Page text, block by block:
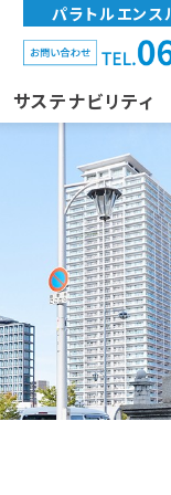
パラトルエン
サステナビリティ